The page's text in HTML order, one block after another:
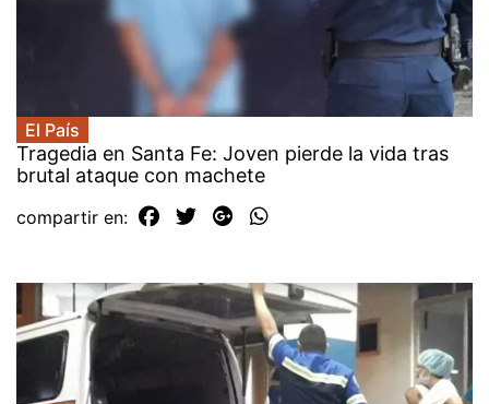
El País
Tragedia en Santa Fe: Joven pierde la vida tras
brutal ataque con machete
compartir en: